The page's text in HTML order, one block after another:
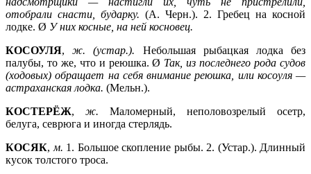
отобрали снасти, бударку. (А. Черн.). 2. Гребец на косной
лодке. Ø У них косные, на ней косновец.
КОСОУЛЯ,ж. (устар.). Небольшая рыбацкая лодка без
палубы, то же, что и реюшка. Ø Так, из последнего рода судов
(ходовых) обращает на себя внимание реюшка, или косоуля —
астраханская лодка. (Мельн.).
КОСТЕРЁЖ, ж. Маломерный, неполовозрелый осетр,
белуга, севрюга и иногда стерлядь.
КОСЯК, м. 1. Большое скопление рыбы. 2. (Устар.). Длинный
кусок толстого троса.